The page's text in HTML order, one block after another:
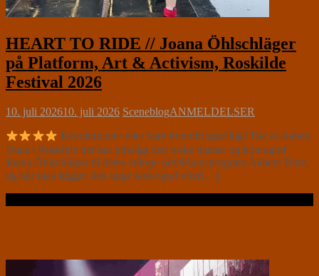
HEART TO RIDE // Joana Öhlschläger
på Platform, Art & Activism, Roskilde
Festival 2026
10. juli 202610. juli 2026 SceneblogANMELDELSER
Revolutionær eller bare forandringsvillig? Det er Aaben
Dans i Roskilde der har udvalgt den tyske danser og koreograf
Joana Öhlschläger til deres etårige udviklingsprogram Aabent Rum,
og når man kigger den unge koreograf efter[…]